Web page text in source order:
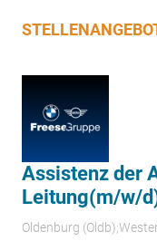
Assistenz der
Leitung(m/w/
Oldenburg